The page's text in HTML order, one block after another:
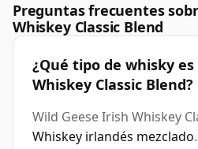
Preguntas frecuentes
Whiskey Classic Blend
¿Qué tipo de whisky
Whiskey Classic Blend?
Wild Geese Irish Whiskey
Whiskey irlandés mezclado.